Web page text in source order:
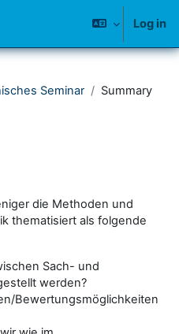
Log in
Seminar Summary
die Methoden und
thematisiert als folgende
Sach- und
werden?
Bewertungsmöglichkeiten